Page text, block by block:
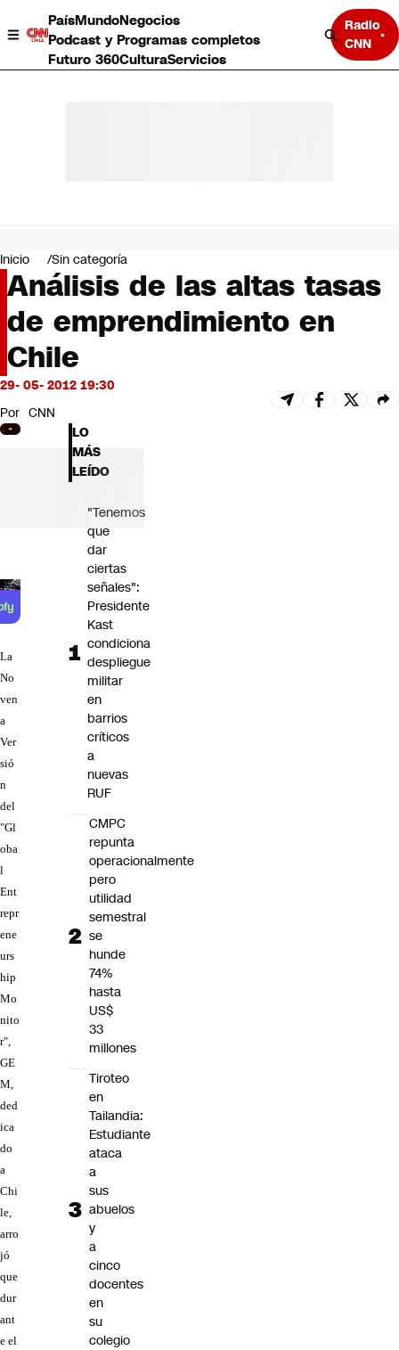
PaísMundoNegocios
Podcast y Programas completos
Futuro 360CulturaServicios
Radio
CNN
Negocios
Deportes
Programas completos
Cultura
Servicios
Bits
CNN tiempo
Futuro 360
Opinión
Inicio Sin categoría
Análisis de las altas tasas
de emprendimiento en
Chile
29- 05- 2012 19:30
Por CNN
La
No
ven
a
Ver
sió
n
del
"Gl
oba
l
Ent
repr
ene
urs
hip
Mo
nito
r",
GE
M,
ded
ica
do
a
Chi
le,
arro
jó
que
dur
ant
e el
LO
MÁS
LEÍDO
"Tenemos
que
dar
ciertas
señales":
Presidente
Kast
condiciona
despliegue
militar
en
barrios
críticos
a
nuevas
RUF
CMPC
repunta
operacionalmente
pero
utilidad
semestral
se
hunde
74%
hasta
US$
33
millones
Tiroteo
en
Tailandia:
Estudiante
ataca
a
sus
abuelos
y
a
cinco
docentes
en
su
colegio